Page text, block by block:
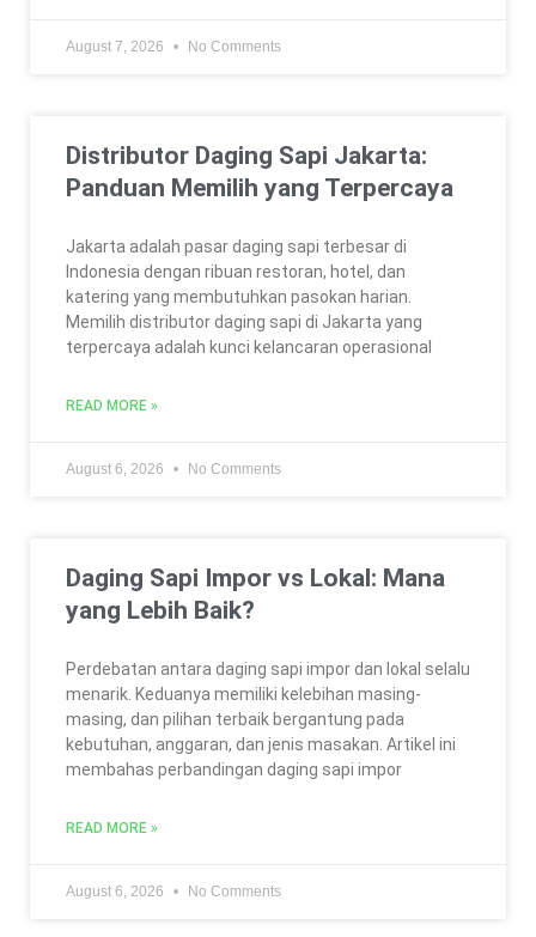
August 7, 2026 No Comments
Distributor Daging Sapi Jakarta:
Panduan Memilih yang Terpercaya
Jakarta adalah pasar daging sapi terbesar di
Indonesia dengan ribuan restoran, hotel, dan
katering yang membutuhkan pasokan harian.
Memilih distributor daging sapi di Jakarta yang
terpercaya adalah kunci kelancaran operasional
READ MORE »
August 6, 2026 No Comments
Daging Sapi Impor vs Lokal: Mana
yang Lebih Baik?
Perdebatan antara daging sapi impor dan lokal selalu
menarik. Keduanya memiliki kelebihan masing-
masing, dan pilihan terbaik bergantung pada
kebutuhan, anggaran, dan jenis masakan. Artikel ini
membahas perbandingan daging sapi impor
READ MORE »
August 6, 2026 No Comments